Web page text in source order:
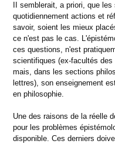
II semblerait, a priori, que
quotidiennement actions et
savoir, soient les mieux
ce n'est pas le cas.
ces questions, n'est
scientifiques (ex-facultés
mais, dans les sections
lettres), son enseignement
en philosophie.
Une des raisons de la réelle
pour les problèmes
disponible. Ces derniers